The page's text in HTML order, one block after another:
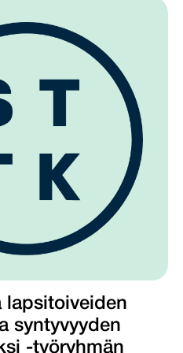
lapsitoiveiden
syntyvyyden
-työryhmän